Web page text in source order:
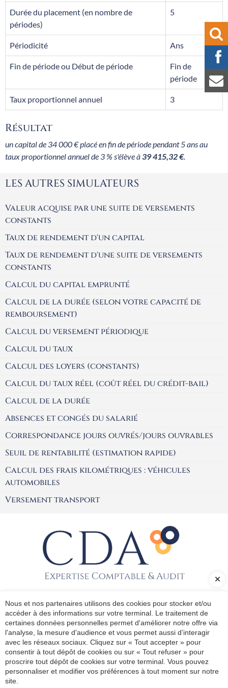
Durée du placement (en nombre de
périodes)
5
Périodicité Ans
Fin de période ou Début de période
Fin de
période
Taux proportionnel annuel 3
Résultat
un capital de 34 000 € placé en fin de période pendant 5 ans au
taux proportionnel annuel de 3 % s'élève à39 415,32 €.
LES AUTRES SIMULATEURS
Valeur acquise par une suite de versements
constants
Taux de rendement d'un capital
Taux de rendement d'une suite de versements
constants
Calcul du capital emprunté
Calcul de la durée (selon votre capacité de
remboursement)
Calcul du versement périodique
Calcul du taux
Calcul des loyers (constants)
Calcul du taux réel (coût réel du crédit-bail)
Calcul de la durée
Absences et congés du salarié
Correspondance jours ouvrés/jours ouvrables
Seuil de rentabilité (estimation rapide)
Calcul des frais kilométriques : véhicules
automobiles
Versement transport
(PROCHE SOUS-PRÉFECTURE)
21 avenue Saint Fiacre
78100Saint Germain en Laye
contact@cda-conseils.com
01 30 61 57 92
Plan du site
Nous et nos partenaires utilisons des cookies pour stocker et/ou
accéder à des informations sur votre terminal. Le traitement de
certaines données personnelles permet d'améliorer notre offre via
l'analyse, la mesure d'audience et vous permet aussi d’interagir
avec les réseaux sociaux. Cliquez sur « Tout accepter » pour
consentir à tout dépôt de cookies ou sur « Tout refuser » pour
proscrire tout dépôt de cookies sur votre terminal. Vous pouvez
personnaliser et modifier vos préférences à tout moment sur notre
site.